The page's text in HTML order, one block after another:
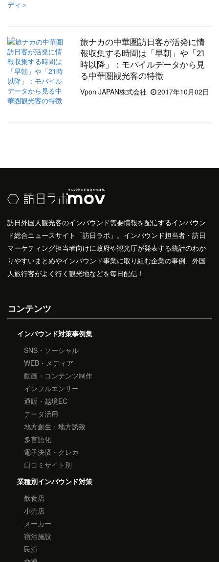
旅ナカの中華圏訪日客が活発に情
報収集する時間は「早朝」や「21
時以降」：モバイルデータから見
る中華圏観光客の特徴
Vpon JAPAN株式会社
2017年10月02日
訪日外国人観光客のインバウンド需要情報を配信するインバウン
ド総合ニュースサイト「訪日ラボ」。インバウンド担当者・訪日
マーケティング担当者向けに政府や観光庁が発表する統計のわか
りやすいまとめやインバウンド事業に取り組む企業の事例、外国
人旅行客がよく行く観光地などを毎日配信！
コンテンツ
インバウンド対策事例集
SNS・ソーシャル
WEB・メディア
動画・コンテンツ制作
インフルエンサー
通販・越境EC
データ活用
地方創生・地方誘致
多言語化
電子決済・クレカ
口コミサイト別
業種別インバウンド対策
飲食店
小売店
メーカー
宿泊施設
民泊